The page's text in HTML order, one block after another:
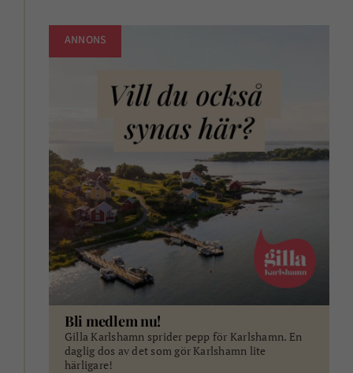
ANNONS
Bli medlem nu!
Gilla Karlshamn sprider pepp för Karlshamn. En
daglig dos av det som gör Karlshamn lite
härligare!